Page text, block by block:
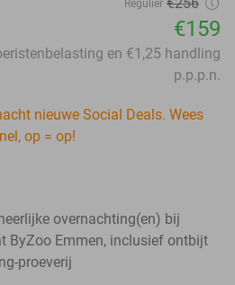
Regulier
€159
en €1,25 handling
p.p.p.n.
nieuwe Social Deals. Wees
op = op!
overnachting(en) bij
ByZoo Emmen, inclusief ontbijt
proeverij